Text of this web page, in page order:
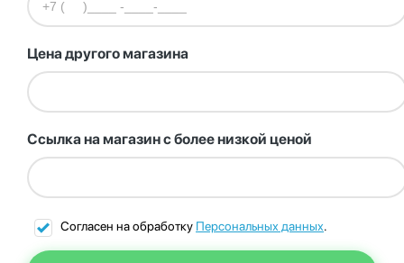
Цена другого магазина
Ссылка на магазин с более низкой ценой
Согласен на обработку Персональных данных.